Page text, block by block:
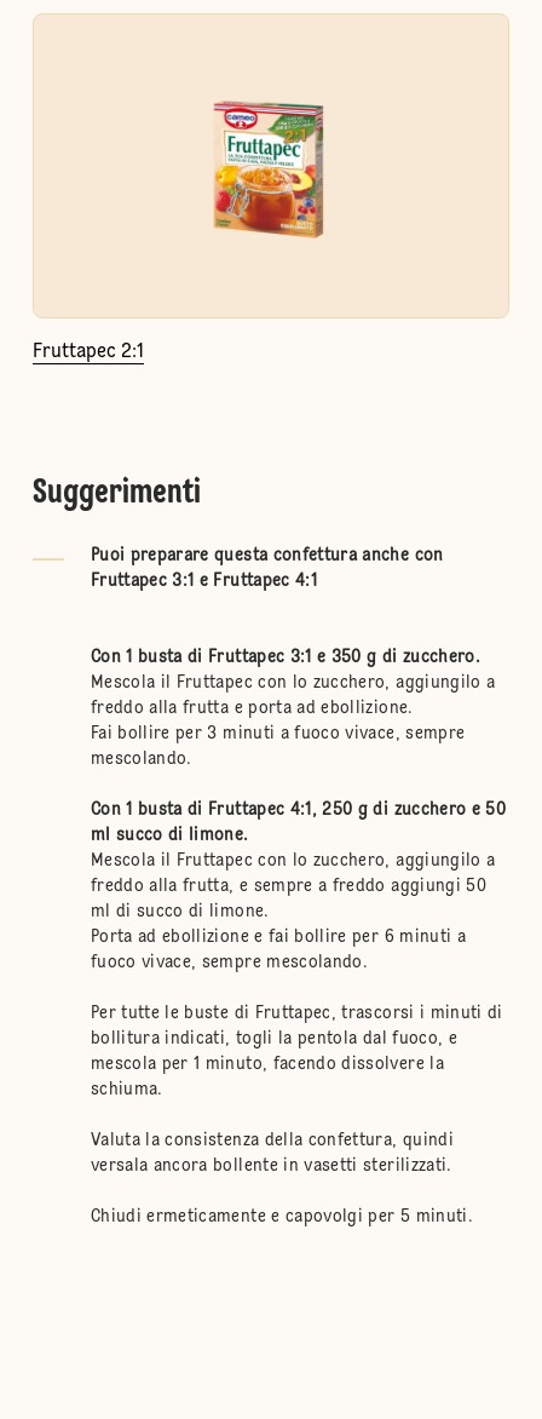
Fruttapec 2:1
Suggerimenti
Puoi preparare questa confettura anche con
Fruttapec 3:1 e Fruttapec 4:1
Con 1 busta di Fruttapec 3:1 e 350 g di zucchero.
Mescola il Fruttapec con lo zucchero, aggiungilo a
freddo alla frutta e porta ad ebollizione.
Fai bollire per 3 minuti a fuoco vivace, sempre
mescolando.
Con 1 busta di Fruttapec 4:1, 250 g di zucchero e 50
ml succo di limone.
Mescola il Fruttapec con lo zucchero, aggiungilo a
freddo alla frutta, e sempre a freddo aggiungi 50
ml di succo di limone.
Porta ad ebollizione e fai bollire per 6 minuti a
fuoco vivace, sempre mescolando.
Per tutte le buste di Fruttapec, trascorsi i minuti di
bollitura indicati, togli la pentola dal fuoco, e
mescola per 1 minuto, facendo dissolvere la
schiuma.
Valuta la consistenza della confettura, quindi
versala ancora bollente in vasetti sterilizzati.
Chiudi ermeticamente e capovolgi per 5 minuti.